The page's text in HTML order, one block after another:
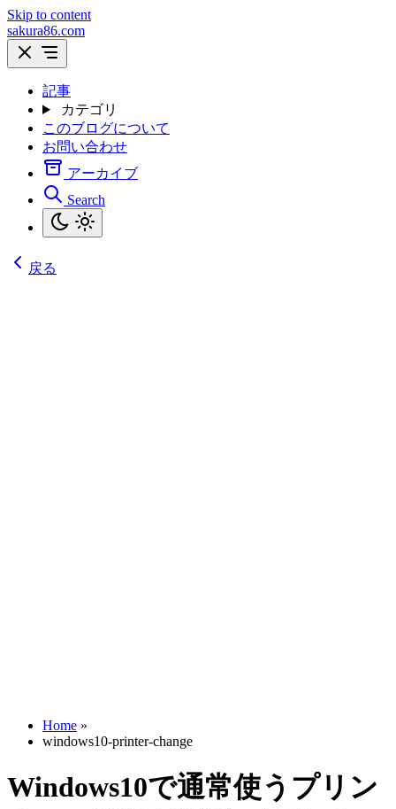
Skip to content
sakura86.com
記事
カテゴリ
このブログについて
お問い合わせ
アーカイブ
Search
戻る
Home »
windows10-printer-change
Windows10で通常使うプリン